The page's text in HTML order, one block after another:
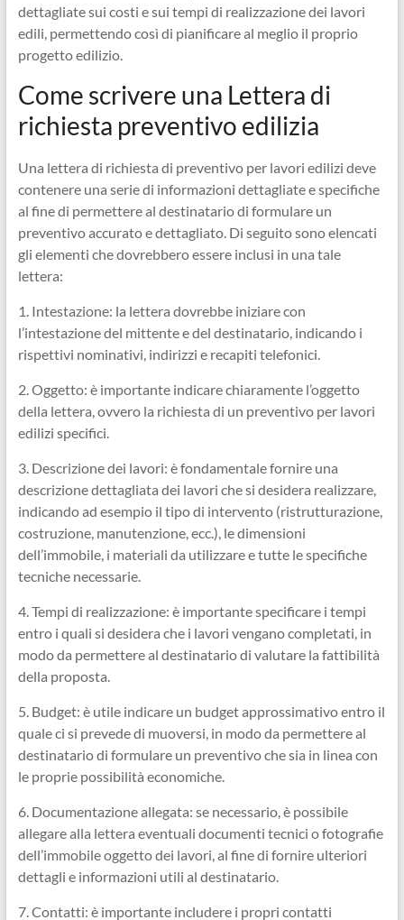
dettagliate sui costi e sui tempi di realizzazione dei lavori
edili, permettendo così di pianificare al meglio il proprio
progetto edilizio.
Come scrivere una Lettera di
richiesta preventivo edilizia
Una lettera di richiesta di preventivo per lavori edilizi deve
contenere una serie di informazioni dettagliate e specifiche
al fine di permettere al destinatario di formulare un
preventivo accurato e dettagliato. Di seguito sono elencati
gli elementi che dovrebbero essere inclusi in una tale
lettera:
1. Intestazione: la lettera dovrebbe iniziare con
l’intestazione del mittente e del destinatario, indicando i
rispettivi nominativi, indirizzi e recapiti telefonici.
2. Oggetto: è importante indicare chiaramente l’oggetto
della lettera, ovvero la richiesta di un preventivo per lavori
edilizi specifici.
3. Descrizione dei lavori: è fondamentale fornire una
descrizione dettagliata dei lavori che si desidera realizzare,
indicando ad esempio il tipo di intervento (ristrutturazione,
costruzione, manutenzione, ecc.), le dimensioni
dell’immobile, i materiali da utilizzare e tutte le specifiche
tecniche necessarie.
4. Tempi di realizzazione: è importante specificare i tempi
entro i quali si desidera che i lavori vengano completati, in
modo da permettere al destinatario di valutare la fattibilità
della proposta.
5. Budget: è utile indicare un budget approssimativo entro il
quale ci si prevede di muoversi, in modo da permettere al
destinatario di formulare un preventivo che sia in linea con
le proprie possibilità economiche.
6. Documentazione allegata: se necessario, è possibile
allegare alla lettera eventuali documenti tecnici o fotografie
dell’immobile oggetto dei lavori, al fine di fornire ulteriori
dettagli e informazioni utili al destinatario.
7. Contatti: è importante includere i propri contatti